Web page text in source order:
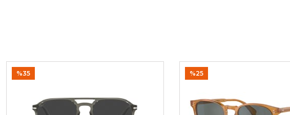
%35 %25